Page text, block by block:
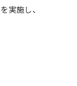
実施し、